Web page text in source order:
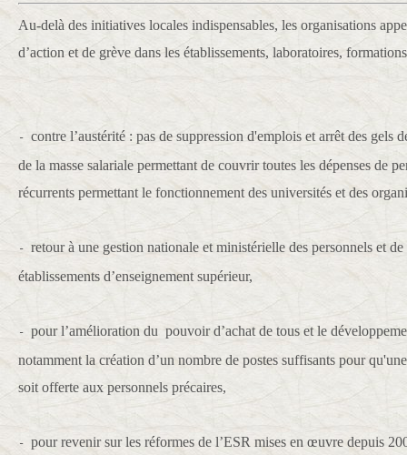
Au-delà des initiatives locales indispensables, les organisations
d’action et de grève dans les établissements, laboratoires,
- contre l’austérité : pas de suppression d'emplois et arrêt des gels
de la masse salariale permettant de couvrir toutes les dépenses de
récurrents permettant le fonctionnement des universités et des
- retour à une gestion nationale et ministérielle des personnels et de
établissements d’enseignement supérieur,
- pour l’amélioration du pouvoir d’achat de tous et le
notamment la création d’un nombre de postes suffisants pour
soit offerte aux personnels précaires,
- pour revenir sur les réformes de l’ESR mises en œuvre depuis